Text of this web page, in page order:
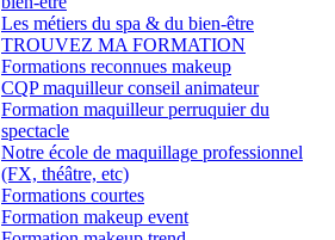
Les métiers du spa & du bien-être
TROUVEZ MA FORMATION
Formations reconnues makeup
CQP maquilleur conseil animateur
Formation maquilleur perruquier du
spectacle
Notre école de maquillage professionnel
(FX, théâtre, etc)
Formations courtes
Formation makeup event